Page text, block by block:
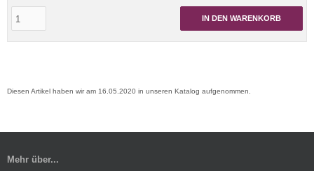
IN DEN WARENKORB
Diesen Artikel haben wir am 16.05.2020 in unseren Katalog aufgenommen.
Mehr über...